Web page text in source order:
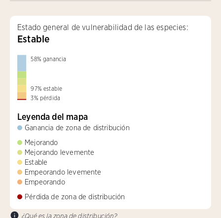
Estado general de vulnerabilidad de las especies:
Estable
58% ganancia
97% estable
3% pérdida
Leyenda del mapa
Ganancia de zona de distribución
Mejorando
Mejorando levemente
Estable
Empeorando levemente
Empeorando
Pérdida de zona de distribución
¿Qué es la zona de distribución?